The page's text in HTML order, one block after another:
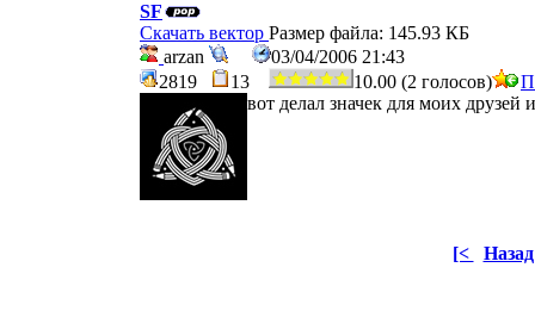
SF
Скачать вектор Размер файла: 145.93 КБ
arzan
03/04/2006 21:43
2819
13 10.00 (2 голосов)
вот делал значек для моих
[< Назад